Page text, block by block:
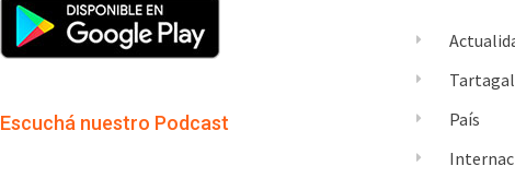
Escuchá nuestro Podcast
Tartagal
País